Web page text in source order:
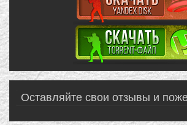
Оставляйте свои отзывы и